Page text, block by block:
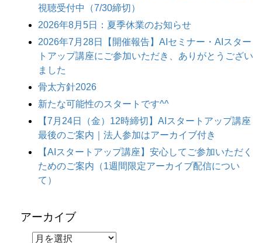
視聴受付中（7/30締切）
2026年8月5日：夏季休業のお知らせ
2026年7月28日【開催報告】AIセミナー・AIスター
トアップ講座にご参加いただき、ありがとうござい
ました
骨太方針2026
新たな可能性のスタートです^^
【7月24日（金）12時締切】AIスタートアップ講座
最後のご案内｜法人参加はアーカイブ付き
【AIスタートアップ講座】安心してご参加いただく
ためのご案内（1週間限定アーカイブ配信につい
て）
アーカイブ